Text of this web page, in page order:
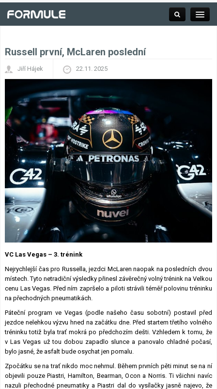
Výsledky F1
Týmy a jezdci F1
Okruhy F1
Lexikon F1
Russell první, McLaren poslední
Jiří Hájek 22.11. 2025
VC Las Vegas – 3. trénink
Nejrychlejší čas pro Russella, jezdci McLaren naopak na posledních dvou
místech. Tyto netradiční výsledky přinesl závěrečný volný trénink na Velkou
cenu Las Vegas. Před ním zapršelo a piloti strávili téměř polovinu tréninku
na přechodných pneumatikách.
Páteční program ve Vegas (podle našeho času sobotní) postavil před
jezdce nelehkou výzvu hned na začátku dne. Před startem třetího volného
tréninku totiž byla trať mokrá po předchozím dešti. Vzhledem k tomu, že
v Las Vegas už tou dobou zapadlo slunce a panovalo chladné počasí,
bylo jasné, že asfalt bude osychat jen pomalu.
Zpočátku se na trať nikdo moc nehrnul. Během prvních pěti minut se na ní
objevili pouze Piastri, Hamilton, Bearman, Ocon a Norris. Ti všichni navíc
nazuli přechodné pneumatiky a Piastri dal do vysílačky jasně najevo, že